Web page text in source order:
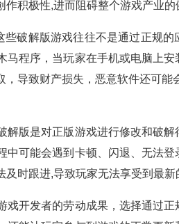
积极性,进而阻碍整个游戏产业的
破解版游戏往往不是通过正规
程序，当玩家在手机或电脑上
导致财产损失，恶意软件还可能
版是对正版游戏进行修改和破
可能会遇到卡顿、闪退、无法
时跟进,导致玩家无法享受到最新
开发者的劳动成果，选择通过正